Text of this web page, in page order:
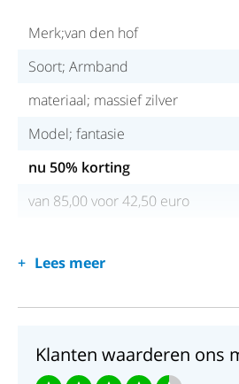
Merk;van den hof
Soort; Armband
materiaal; massief zilver
Model; fantasie
nu 50% korting
van 85,00 voor 42,50 euro
Lees meer
Klanten waarderen ons